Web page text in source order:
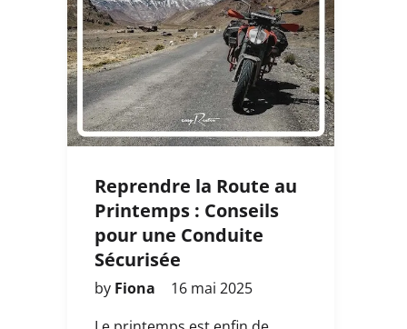
Reprendre la Route au
Printemps : Conseils
pour une Conduite
Sécurisée
by Fiona
16 mai 2025